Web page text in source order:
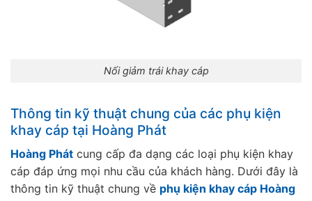
Nối giảm trái khay cáp
Thông tin kỹ thuật chung của các phụ kiện
khay cáp tại Hoàng Phát
Hoàng Phát cung cấp đa dạng các loại phụ kiện khay
cáp đáp ứng mọi nhu cầu của khách hàng. Dưới đây là
thông tin kỹ thuật chung về phụ kiện khay cáp Hoàng